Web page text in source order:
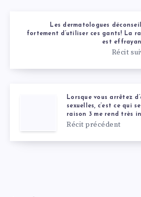
Les dermatologues
fortement d’utiliser ces gants! La
est
Récit
Lorsque vous arrêtez
sexuelles, c’est ce qui
raison 3 me rend très
Récit précédent